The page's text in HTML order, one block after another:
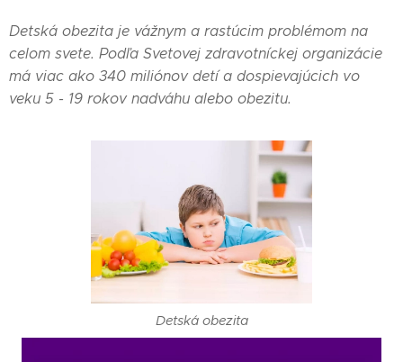
Detská obezita je vážnym a rastúcim problémom na
celom svete. Podľa Svetovej zdravotníckej organizácie
má viac ako 340 miliónov detí a dospievajúcich vo
veku 5 - 19 rokov nadváhu alebo obezitu.
Detská obezita